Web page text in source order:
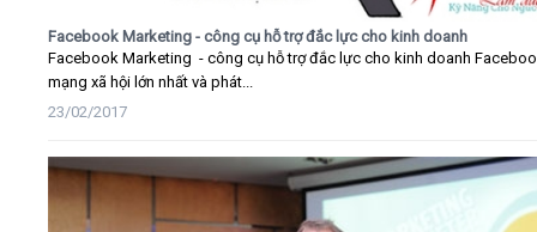
Facebook Marketing - công cụ hỗ trợ đắc lực cho kinh doanh
Facebook Marketing - công cụ hỗ trợ đắc lực cho kinh doanh
mạng xã hội lớn nhất và phát...
23/02/2017